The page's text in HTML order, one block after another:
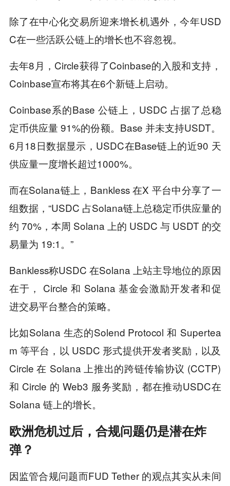
除了在中心化交易所迎来增长机遇外，今年USD
C在一些活跃公链上的增长也不容忽视。
去年8月，Circle获得了Coinbase的入股和支持，
Coinbase宣布将其在6个新链上启动。
Coinbase系的Base 公链上，USDC 占据了总稳
定币供应量 91%的份额。Base 并未支持USDT。
6月18日数据显示，USDC在Base链上的近90 天
供应量一度增长超过1000%。
而在Solana链上，Bankless 在X 平台中分享了一
组数据，“USDC 占Solana链上总稳定币供应量的
约 70%，本周 Solana 上的 USDC 与 USDT 的交
易量为 19:1。”
Bankless称USDC 在Solana 上站主导地位的原因
在于， Circle 和 Solana 基金会激励开发者和促
进交易平台整合的策略。
比如Solana 生态的Solend Protocol 和 Supertea
m 等平台，以 USDC 形式提供开发者奖励，以及
Circle 在 Solana 上推出的跨链传输协议 (CCTP)
和 Circle 的 Web3 服务奖励，都在推动USDC在
Solana 链上的增长。
欧洲危机过后，合规问题仍是潜在炸
弹？
因监管合规问题而FUD Tether 的观点其实从未间